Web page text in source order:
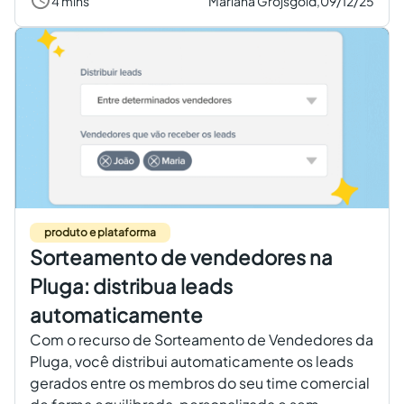
produto e plataforma
Sorteamento de vendedores na
Pluga: distribua leads
automaticamente
Com o recurso de Sorteamento de Vendedores da
Pluga, você distribui automaticamente os leads
gerados entre os membros do seu time comercial